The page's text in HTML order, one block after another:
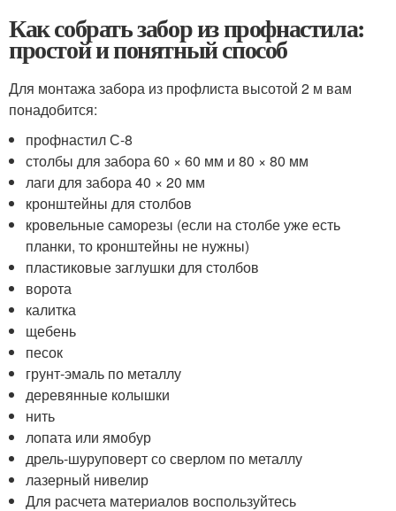
Как собрать забор из профнастила:
простой и понятный способ
Для монтажа забора из профлиста высотой 2 м вам
понадобится:
профнастил С-8
столбы для забора 60 × 60 мм и 80 × 80 мм
лаги для забора 40 × 20 мм
кронштейны для столбов
кровельные саморезы (если на столбе уже есть
планки, то кронштейны не нужны)
пластиковые заглушки для столбов
ворота
калитка
щебень
песок
грунт-эмаль по металлу
деревянные колышки
нить
лопата или ямобур
дрель-шуруповерт со сверлом по металлу
лазерный нивелир
Для расчета материалов воспользуйтесь